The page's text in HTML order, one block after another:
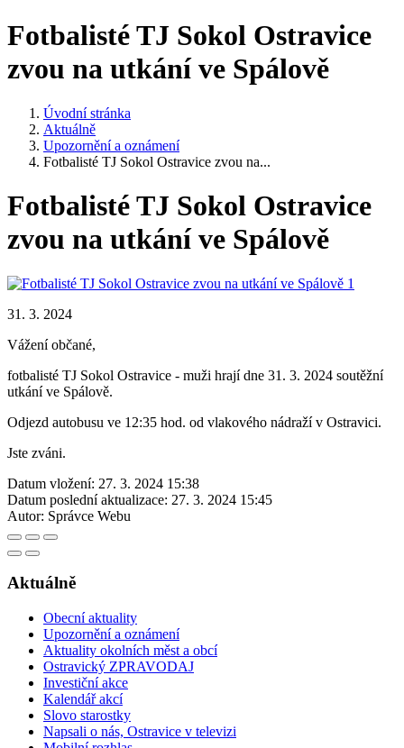
Fotbalisté TJ Sokol Ostravice
zvou na utkání ve Spálově
Úvodní stránka
Aktuálně
Upozornění a oznámení
Fotbalisté TJ Sokol Ostravice zvou na...
Fotbalisté TJ Sokol Ostravice
zvou na utkání ve Spálově
31. 3. 2024
Vážení občané,
fotbalisté TJ Sokol Ostravice - muži hrají dne 31. 3. 2024 soutěžní
utkání ve Spálově.
Odjezd autobusu ve 12:35 hod. od vlakového nádraží v Ostravici.
Jste zváni.
Datum vložení: 27. 3. 2024 15:38
Datum poslední aktualizace: 27. 3. 2024 15:45
Autor: Správce Webu
Aktuálně
Obecní aktuality
Upozornění a oznámení
Aktuality okolních měst a obcí
Ostravický ZPRAVODAJ
Investiční akce
Kalendář akcí
Slovo starostky
Napsali o nás, Ostravice v televizi